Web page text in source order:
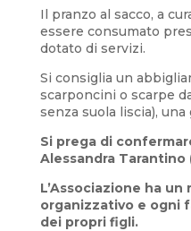
Il pranzo al sacco, a
essere consumato
dotato di servizi.
Si consiglia un
scarponcini o scarpe
senza suola liscia), una
Si prega di
Alessandra Tarantino
L’Associazione ha
organizzativo e ogni
dei propri figli.